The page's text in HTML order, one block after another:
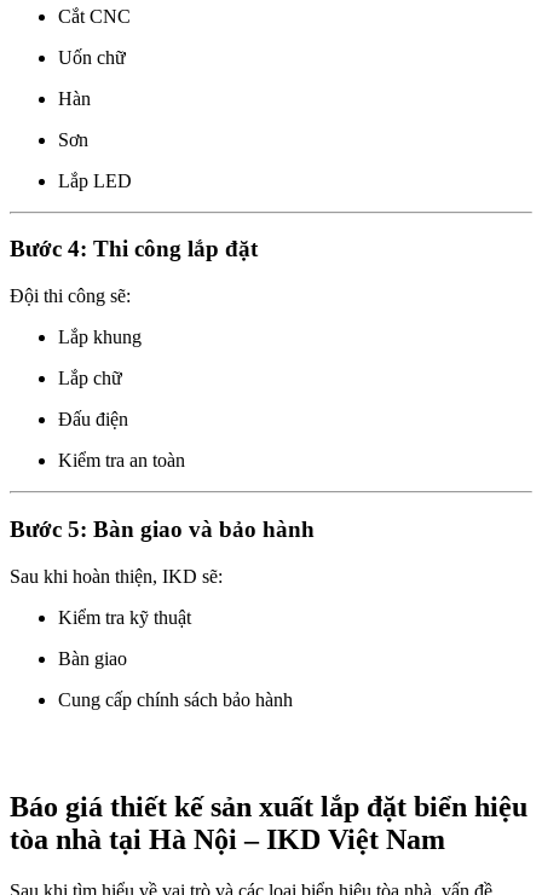
Cắt CNC
Uốn chữ
Hàn
Sơn
Lắp LED
Bước 4: Thi công lắp đặt
Đội thi công sẽ:
Lắp khung
Lắp chữ
Đấu điện
Kiểm tra an toàn
Bước 5: Bàn giao và bảo hành
Sau khi hoàn thiện, IKD sẽ:
Kiểm tra kỹ thuật
Bàn giao
Cung cấp chính sách bảo hành
Báo giá thiết kế sản xuất lắp đặt biển hiệu
tòa nhà tại Hà Nội – IKD Việt Nam